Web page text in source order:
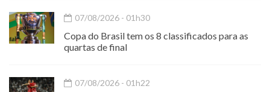
07/08/2026 - 01h30
Copa do Brasil tem os 8 classificados para as
quartas de final
07/08/2026 - 01h22